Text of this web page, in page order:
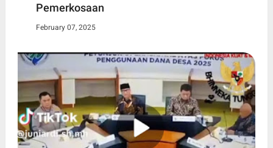
Pemerkosaan
February 07, 2025